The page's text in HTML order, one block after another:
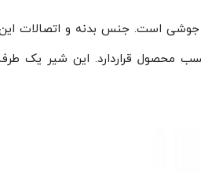
از نوع جوشی است. جنس بدنه و اتصالات
قراردارد. این شیر یک